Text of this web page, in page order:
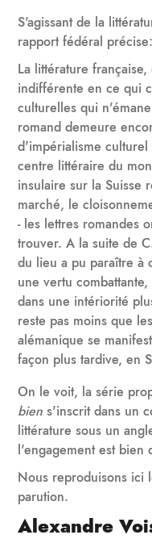
S'agissant de la
rapport fédéral précise:
La littérature
indifférente en ce qui
culturelles qui
romand demeure
d'impérialisme culturel
centre littéraire du
insulaire sur la Suisse
marché, le
- les lettres romandes
trouver. A la suite de
du lieu a pu paraître à
une vertu
dans une intériorité
reste pas moins que
alémanique se
façon plus tardive, en
On le voit, la série
bien s'inscrit dans un
littérature sous un
l'engagement est bien
Nous reproduisons ici
parution.
Alexandre